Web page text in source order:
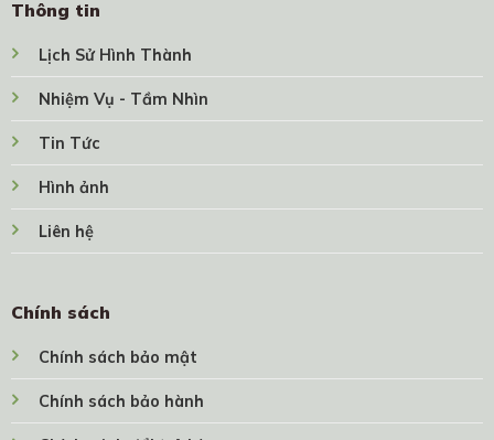
Thông tin
Lịch Sử Hình Thành
Nhiệm Vụ - Tầm Nhìn
Tin Tức
Hình ảnh
Liên hệ
Chính sách
Chính sách bảo mật
Chính sách bảo hành